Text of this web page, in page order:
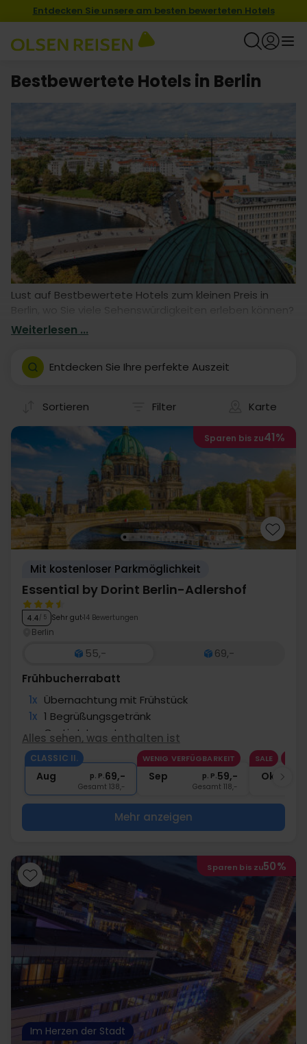
Entdecken Sie unsere am besten bewerteten Hotels
Bestbewertete Hotels in Berlin
Lust auf Bestbewertete Hotels zum kleinen Preis in
Berlin, wo Sie viele Sehenswürdigkeiten erleben können?
Buchen Sie einen Aufenthalt in einem von unseren
garantiert eine fantastische Auszeit in Berlin- mit
eigener Anreise.
Weiterlesen ...
Entdecken Sie Ihre perfekte Auszeit
Sortieren Filter Karte
Sparen bis zu41%
Mit kostenloser Parkmöglichkeit
Essential by Dorint Berlin-Adlershof
4.4/ 5 Sehr gut 14 Bewertungen
Berlin
55,-
69,-
Frühbucherrabatt
1x Übernachtung mit Frühstück
1x 1 Begrüßungsgetränk
∞ Gratis Internet
∞ Gratis Parken am Hotel
∞ ÖPNV in der Nähe
Alles sehen, was enthalten ist
CLASSIC II.
Aug p. P.69,-
Gesamt 138,-
WENIG VERFÜGBARKEIT
Sep p. P.59,-
Gesamt 118,-
SALE
Okt
Mehr anzeigen
Sparen bis zu50%
Im Herzen der Stadt